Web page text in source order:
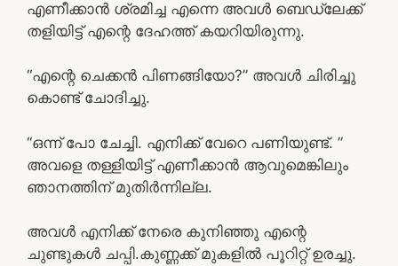
എണീക്കാൻ ശ്രമിച്ച എന്നെ അവൾ ബെഡ്ലേക്ക്
തളിയിട്ട് എന്റെ ദേഹത്ത് കയറിയിരുന്നു.
“എന്റെ ചെക്കൻ പിണങ്ങിയോ?” അവൾ ചിരിച്ചു
കൊണ്ട് ചോദിച്ചു.
“ഒന്ന് പോ ചേച്ചി. എനിക്ക് വേറെ പണിയുണ്ട്. ”
അവളെ തള്ളിയിട്ട് എണീക്കാൻ ആവുമെങ്കിലും
ഞാനത്തിന് മുതിർന്നില്ല.
അവൾ എനിക്ക് നേരെ കുനിഞ്ഞു എന്റെ
ചുണ്ടുകൾ ചപ്പി.കുണ്ണക്ക് മുകളിൽ പൂറിറ്റ് ഉരച്ചു.